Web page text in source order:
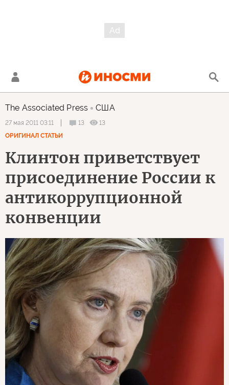
The Associated Press США
27 мая 2011 03:11 13
13
ОРИГИНАЛ СТАТЬИ
Клинтон приветствует
присоединение России к
антикоррупционной
конвенции